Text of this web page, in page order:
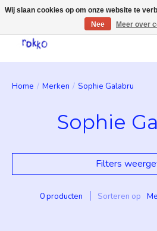
Home / Merken / Sophie Galabru
Sophie
Filters
0 producten Sorteren op
Wij slaan cookies op om onze website te
Nee
Meer over